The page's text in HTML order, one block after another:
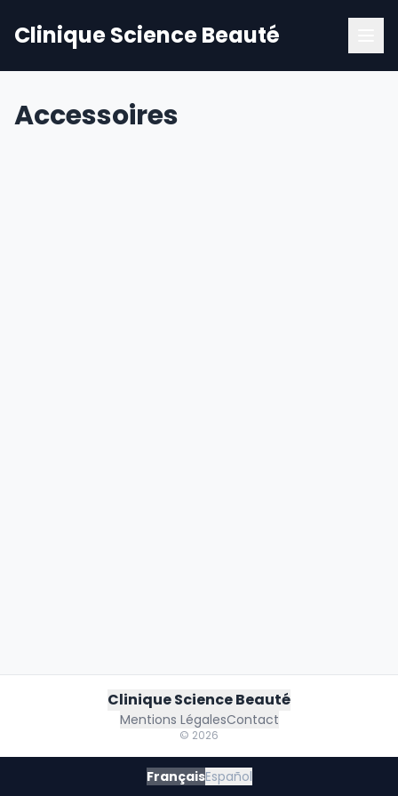
Clinique Science Beauté
Accessoires
Clinique Science Beauté
Mentions LégalesContact
© 2026
FrançaisEspañol